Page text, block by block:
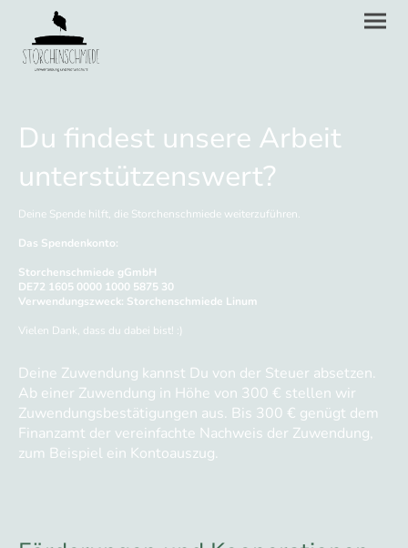
Du findest unsere Arbeit
unterstützenswert?
Deine Spende hilft, die Storchenschmiede weiterzuführen.
Das Spendenkonto:
Storchenschmiede gGmbH
DE72 1605 0000 1000 5875 30
Verwendungszweck: Storchenschmiede Linum
Vielen Dank, dass du dabei bist! :)
Deine Zuwendung kannst Du von der Steuer absetzen.
Ab einer Zuwendung in Höhe von 300 € stellen wir
Zuwendungsbestätigungen aus. Bis 300 € genügt dem
Finanzamt der vereinfachte Nachweis der Zuwendung,
zum Beispiel ein Kontoauszug.